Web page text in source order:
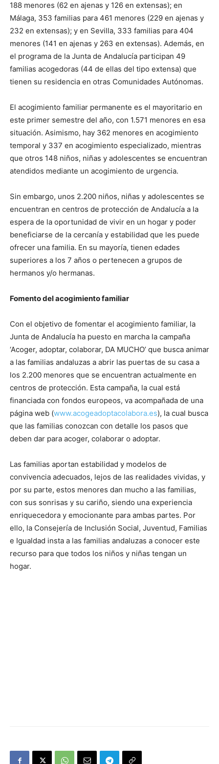
188 menores (62 en ajenas y 126 en extensas); en
Málaga, 353 familias para 461 menores (229 en ajenas y
232 en extensas); y en Sevilla, 333 familias para 404
menores (141 en ajenas y 263 en extensas). Además, en
el programa de la Junta de Andalucía participan 49
familias acogedoras (44 de ellas del tipo extensa) que
tienen su residencia en otras Comunidades Autónomas.
El acogimiento familiar permanente es el mayoritario en
este primer semestre del año, con 1.571 menores en esa
situación. Asimismo, hay 362 menores en acogimiento
temporal y 337 en acogimiento especializado, mientras
que otros 148 niños, niñas y adolescentes se encuentran
atendidos mediante un acogimiento de urgencia.
Sin embargo, unos 2.200 niños, niñas y adolescentes se
encuentran en centros de protección de Andalucía a la
espera de la oportunidad de vivir en un hogar y poder
beneficiarse de la cercanía y estabilidad que les puede
ofrecer una familia. En su mayoría, tienen edades
superiores a los 7 años o pertenecen a grupos de
hermanos y/o hermanas.
Fomento del acogimiento familiar
Con el objetivo de fomentar el acogimiento familiar, la
Junta de Andalucía ha puesto en marcha la campaña
‘Acoger, adoptar, colaborar, DA MUCHO’ que busca animar
a las familias andaluzas a abrir las puertas de su casa a
los 2.200 menores que se encuentran actualmente en
centros de protección. Esta campaña, la cual está
financiada con fondos europeos, va acompañada de una
página web (www.acogeadoptacolabora.es), la cual busca
que las familias conozcan con detalle los pasos que
deben dar para acoger, colaborar o adoptar.
Las familias aportan estabilidad y modelos de
convivencia adecuados, lejos de las realidades vividas, y
por su parte, estos menores dan mucho a las familias,
con sus sonrisas y su cariño, siendo una experiencia
enriquecedora y emocionante para ambas partes. Por
ello, la Consejería de Inclusión Social, Juventud, Familias
e Igualdad insta a las familias andaluzas a conocer este
recurso para que todos los niños y niñas tengan un
hogar.